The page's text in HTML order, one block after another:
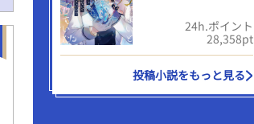
24h.ポイント
28,358pt
投稿小説をもっと見る